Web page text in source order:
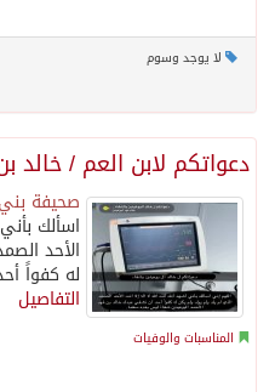
لا يوجد وسوم
دعواتكم لابن العم / خالد
صحيفة بني
اسألك
الأحد
له كفواً
التفاصيل
المناسبات والوفيات